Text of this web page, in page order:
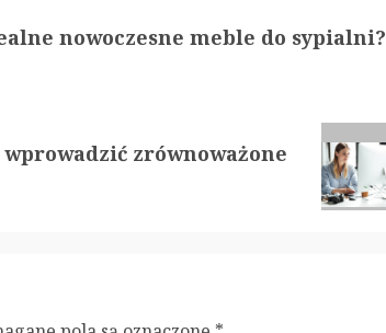
nowoczesne meble do sypialni?
zrównoważone